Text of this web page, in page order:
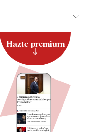
Hazte premium